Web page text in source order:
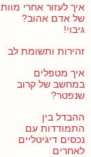
איך לעזור אחרי מוות
של אדם אהוב?
גיבוי!
זהירות ותשומת לב
איך מטפלים
במחשב של קרוב
שנפטר?
ההבדל בין
התמודדות עם
נכסים דיגיטליים
לאחרים